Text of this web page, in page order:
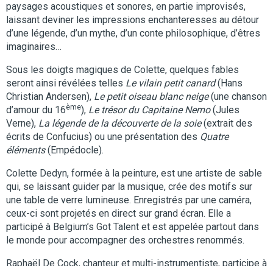
paysages acoustiques et sonores, en partie improvisés,
laissant deviner les impressions enchanteresses au détour
d’une légende, d’un mythe, d’un conte philosophique, d’êtres
imaginaires…
Sous les doigts magiques de Colette, quelques fables
seront ainsi révélées telles Le vilain petit canard(Hans
Christian Andersen), Le petit oiseau blanc neige(une chanson
d’amour du 16ème), Le trésor du Capitaine Nemo(Jules
Verne), La légende de la découverte de la soie(extrait des
écrits de Confucius) ou une présentation des Quatre
éléments(Empédocle).
Colette Dedyn, formée à la peinture, est une artiste de sable
qui, se laissant guider par la musique, crée des motifs sur
une table de verre lumineuse. Enregistrés par une caméra,
ceux-ci sont projetés en direct sur grand écran. Elle a
participé à Belgium’s Got Talent et est appelée partout dans
le monde pour accompagner des orchestres renommés.
Raphaël De Cock, chanteur et multi-instrumentiste, participe à